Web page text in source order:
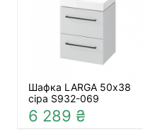
Шафка LARGA 50х38
сіра S932-069
6 289 ₴